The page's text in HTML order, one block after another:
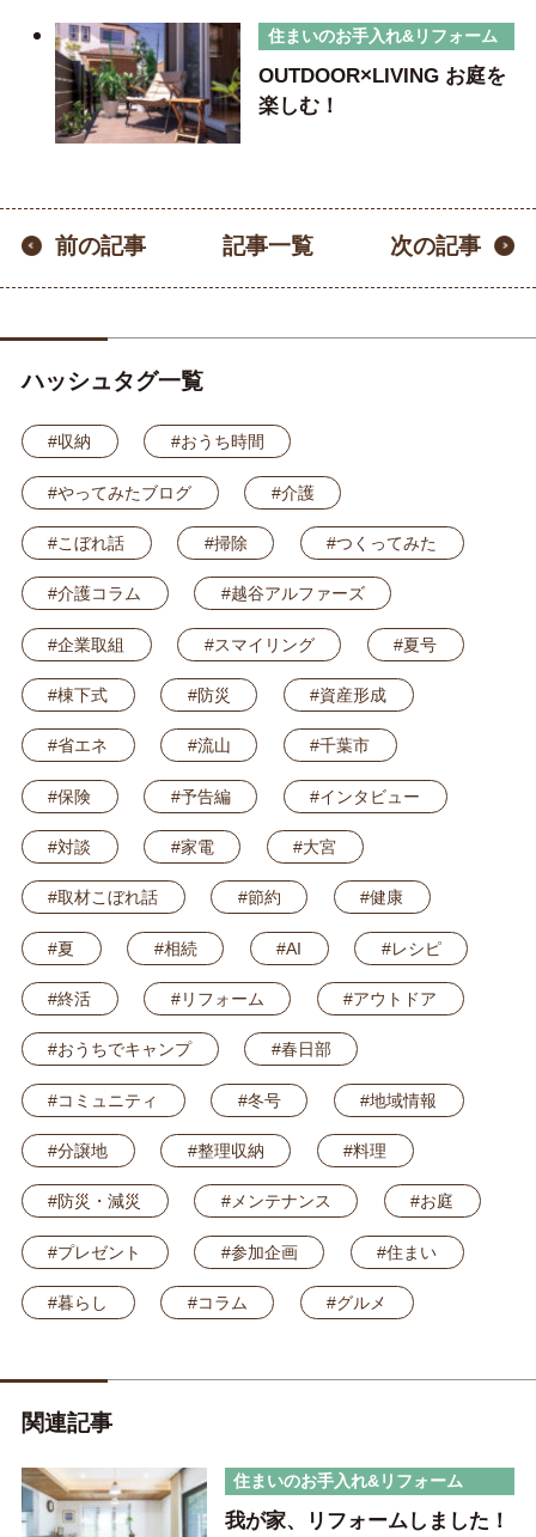
住まいのお手入れ&リフォーム
OUTDOOR×LIVING お庭を
楽しむ！
前の記事 記事一覧 次の記事
ハッシュタグ一覧
#収納 #おうち時間
#やってみたブログ #介護
#こぼれ話 #掃除 #つくってみた
#介護コラム #越谷アルファーズ
#企業取組 #スマイリング #夏号
#棟下式 #防災 #資産形成
#省エネ #流山 #千葉市
#保険 #予告編 #インタビュー
#対談 #家電 #大宮
#取材こぼれ話 #節約 #健康
#夏 #相続 #AI #レシピ
#終活 #リフォーム #アウトドア
#おうちでキャンプ #春日部
#コミュニティ #冬号 #地域情報
#分譲地 #整理収納 #料理
#防災・減災 #メンテナンス #お庭
#プレゼント #参加企画 #住まい
#暮らし #コラム #グルメ
関連記事
住まいのお手入れ&リフォーム
我が家、リフォームしました！